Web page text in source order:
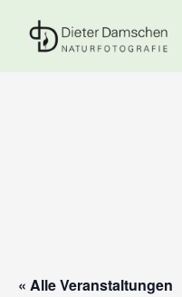
« Alle Veranstaltungen